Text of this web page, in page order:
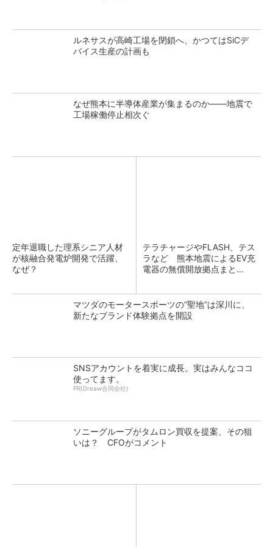
ルネサスが高崎工場を閉鎖へ、かつてはSiCデ
バイス生産の計画も
なぜ熊本に半導体産業が集まるのか――地震で
工場稼働停止相次ぐ
定年退職した理系シニア人材
が核融合発電炉開発で活躍、
なぜ？
テラチャージやFLASH、テス
ラなど 熊本地震によるEV充
電器の無償開放拠点まと...
マツダのモータースポーツの“聖地”は深川に、
新たなブランド体験拠点を開設
SNSアカウントを着実に成長。実はみんなココ
使ってます。
PR(Dreaw合同会社)
ソニーグループがタムロン買収を提案、その狙
いは？ CFOがコメント